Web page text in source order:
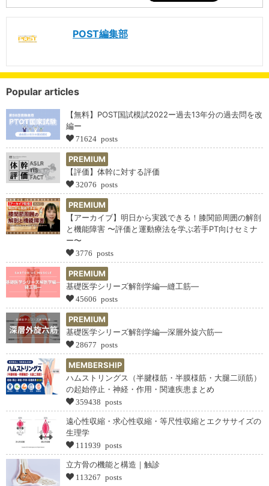
POST編集部
Popular articles
【無料】POST国試模試2022ー過去13年分の過去問を改
編ー
71624 posts
PREMIUM
【評価】体幹に対する評価
32076 posts
PREMIUM
【アーカイブ】明日から実践できる！膝関節周囲の解剖
と機能障害 〜評価と運動療法を学ぶ若手PT向けセミナ
ー〜
3776 posts
PREMIUM
基礎医学シリーズ解剖学編―縫工筋―
45606 posts
PREMIUM
基礎医学シリーズ解剖学編―深層外旋六筋―
28677 posts
MEMBERSHIP
ハムストリングス（半腱様筋・半膜様筋・大腿二頭筋）
の起始停止・神経・作用・関連疾患まとめ
359438 posts
遠心性収縮・求心性収縮・等尺性収縮とエクササイズの
生理学
111939 posts
立方骨の機能と構造｜触診
113267 posts